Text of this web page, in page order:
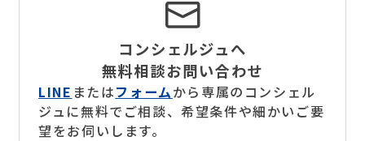
コンシェルジュへ
無料相談お問い合わせ
LINE またはフォームから専属のコンシェル
ジュに無料でご相談、希望条件や細かいご要
望をお伺いします。